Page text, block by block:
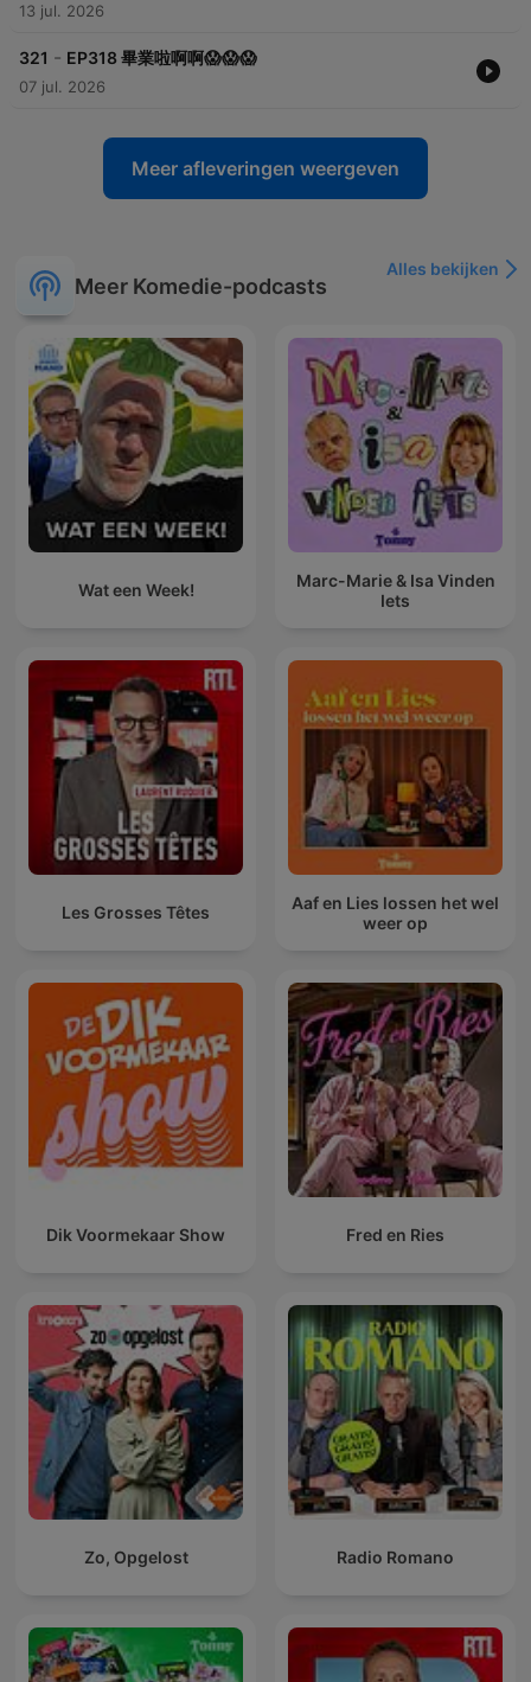
13 jul. 2026
321 - EP318 畢業啦啊啊😱😱😱
07 jul. 2026
Meer afleveringen weergeven
Meer Komedie-podcasts
Alles bekijken
Wat een Week!
Marc-Marie & Isa Vinden
Iets
Les Grosses Têtes
Aaf en Lies lossen het wel
weer op
Dik Voormekaar Show Fred en Ries
Zo, Opgelost Radio Romano